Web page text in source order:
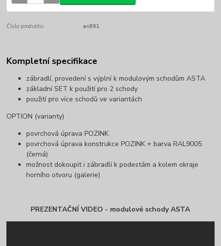
Číslo produktu: as891
Kompletní specifikace
zábradlí, provedení s výplní k modulovým schodům ASTA
základní SET k použití pro 2 schody
použití pro více schodů ve variantách
OPTION (varianty)
povrchová úprava POZINK
povrchová úprava konstrukce POZINK + barva RAL9005
(černá)
možnost dokoupit i zábradlí k podestám a kolem okraje
horního otvoru (galerie)
PREZENTAČNÍ VIDEO - modulové schody ASTA